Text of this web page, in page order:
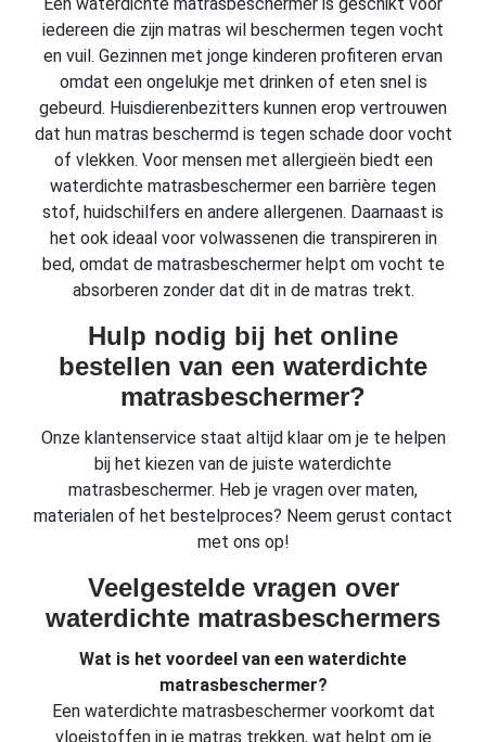
iedereen die zijn matras wil beschermen tegen vocht
en vuil. Gezinnen met jonge kinderen profiteren ervan
omdat een ongelukje met drinken of eten snel is
gebeurd. Huisdierenbezitters kunnen erop vertrouwen
dat hun matras beschermd is tegen schade door vocht
of vlekken. Voor mensen met allergieën biedt een
waterdichte matrasbeschermer een barrière tegen
stof, huidschilfers en andere allergenen. Daarnaast is
het ook ideaal voor volwassenen die transpireren in
bed, omdat de matrasbeschermer helpt om vocht te
absorberen zonder dat dit in de matras trekt.
Hulp nodig bij het online
bestellen van een waterdichte
matrasbeschermer?
Onze klantenservice staat altijd klaar om je te helpen
bij het kiezen van de juiste waterdichte
matrasbeschermer. Heb je vragen over maten,
materialen of het bestelproces? Neem gerust contact
met ons op!
Veelgestelde vragen over
waterdichte matrasbeschermers
Wat is het voordeel van een waterdichte
matrasbeschermer?
Een waterdichte matrasbeschermer voorkomt dat
vloeistoffen in je matras trekken, wat helpt om je